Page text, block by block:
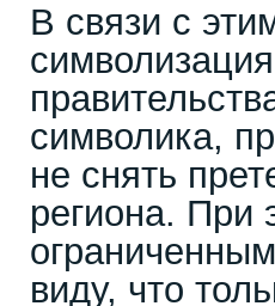
В связи с
символика,
не снять
региона. При
виду, что